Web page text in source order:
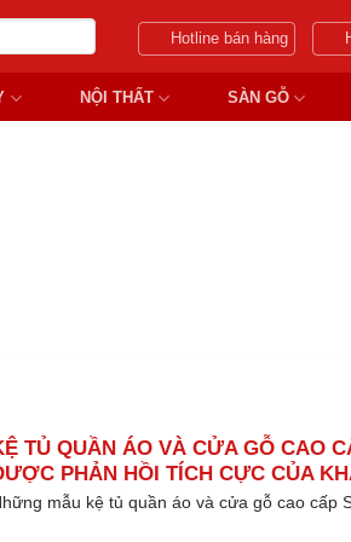
Hotline bán hàng
NỘI THẤT SÀN GỖ
TỦ QUẦN ÁO VÀ CỬA GỖ CAO
PHẢN HỒI TÍCH CỰC CỦA
mẫu kệ tủ quần áo và cửa gỗ cao cấp